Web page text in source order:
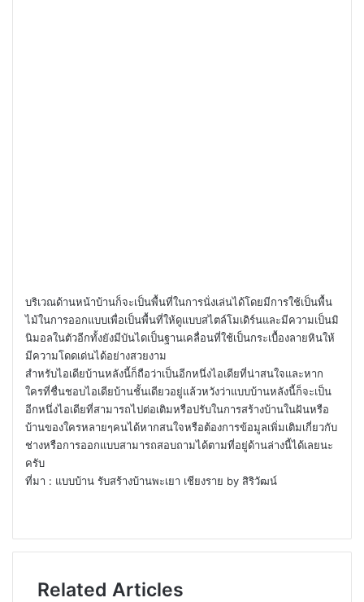
บริเวณด้านหน้าบ้านก็จะเป็นพื้นที่ในการนั่งเล่นได้โดยมีการใช้เป็นพื้น
ไม้ในการออกแบบเพื่อเป็นพื้นที่ให้ดูแบบสไตล์โมเดิร์นและมีความเป็นมิ
นิมอลในตัวอีกทั้งยังมีบันไดเป็นฐานเคลื่อนที่ใช้เป็นกระเบื้องลายหินให้
มีความโดดเด่นได้อย่างสวยงาม
สำหรับไอเดียบ้านหลังนี้ก็ถือว่าเป็นอีกหนึ่งไอเดียที่น่าสนใจและหาก
ใครที่ชื่นชอบไอเดียบ้านชั้นเดียวอยู่แล้วหวังว่าแบบบ้านหลังนี้ก็จะเป็น
อีกหนึ่งไอเดียที่สามารถไปต่อเติมหรือปรับในการสร้างบ้านในฝันหรือ
บ้านของใครหลายๆคนได้หากสนใจหรือต้องการข้อมูลเพิ่มเติมเกี่ยวกับ
ช่างหรือการออกแบบสามารถสอบถามได้ตามที่อยู่ด้านล่างนี้ได้เลยนะ
ครับ
ที่มา : แบบบ้าน รับสร้างบ้านพะเยา เชียงราย by สิริวัฒน์
Related Articles